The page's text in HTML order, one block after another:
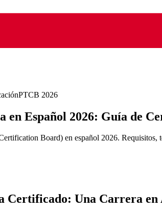
PTCB 2026
en Español 2026: Guía de
Board) en español 2026. Requisitos,
Certificado: Una Carrera